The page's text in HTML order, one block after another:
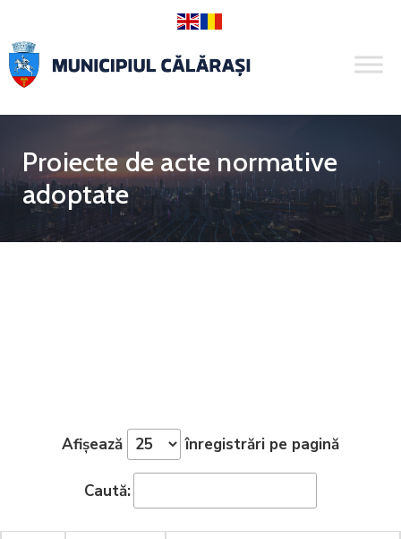
Proiecte de acte normative
adoptate
Afișează înregistrări pe pagină
Caută: